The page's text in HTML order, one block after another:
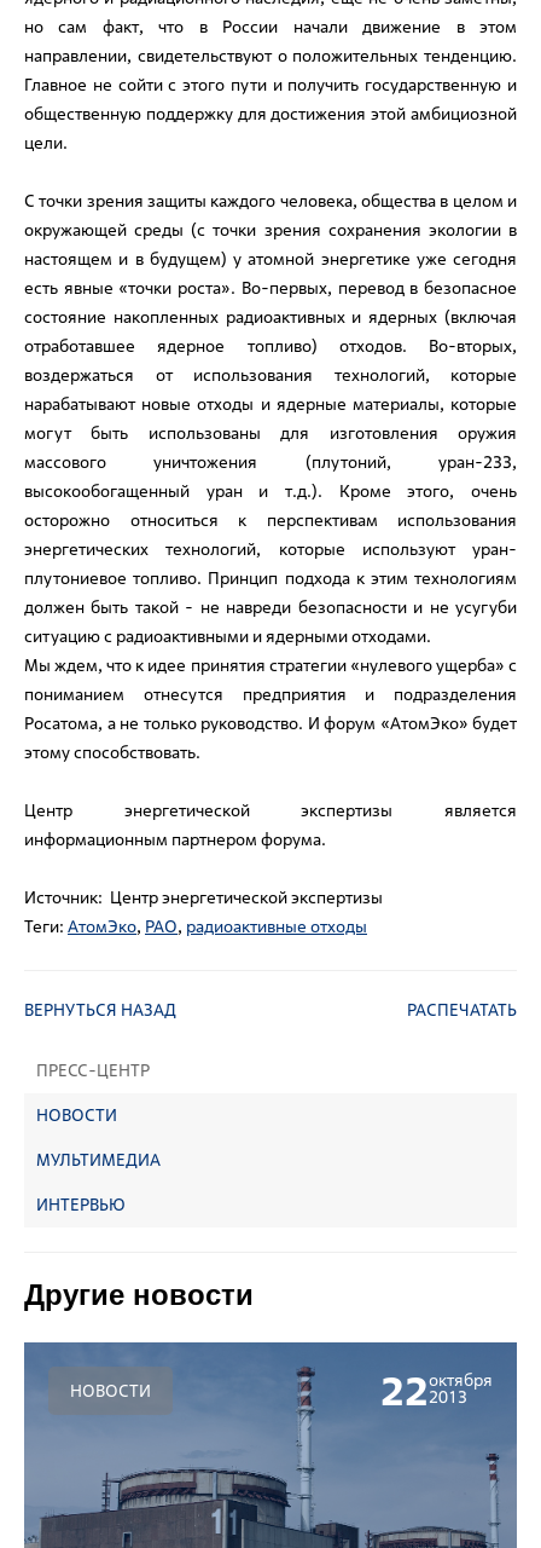
ПРЕСС-ЦЕНТР
НОВОСТИ
МУЛЬТИМЕДИА
ИНТЕРВЬЮ
но сам факт, что в России начали движение в этом
направлении, свидетельствуют о положительных тенденцию.
Главное не сойти с этого пути и получить государственную и
общественную поддержку для достижения этой амбициозной
цели.
С точки зрения защиты каждого человека, общества в целом и
окружающей среды (с точки зрения сохранения экологии в
настоящем и в будущем) у атомной энергетике уже сегодня
есть явные «точки роста». Во-первых, перевод в безопасное
состояние накопленных радиоактивных и ядерных (включая
отработавшее ядерное топливо) отходов. Во-вторых,
воздержаться от использования технологий, которые
нарабатывают новые отходы и ядерные материалы, которые
могут быть использованы для изготовления оружия
массового уничтожения (плутоний, уран-233,
высокообогащенный уран и т.д.). Кроме этого, очень
осторожно относиться к перспективам использования
энергетических технологий, которые используют уран-
плутониевое топливо. Принцип подхода к этим технологиям
должен быть такой - не навреди безопасности и не усугуби
ситуацию с радиоактивными и ядерными отходами.
Мы ждем, что к идее принятия стратегии «нулевого ущерба» с
пониманием отнесутся предприятия и подразделения
Росатома, а не только руководство. И форум «АтомЭко» будет
этому способствовать.
Центр энергетической экспертизы является
информационным партнером форума.
Источник: Центр энергетической экспертизы
Теги: АтомЭко, РАО, радиоактивные отходы
ВЕРНУТЬСЯ НАЗАД РАСПЕЧАТАТЬ
Другие новости
НОВОСТИ 22октября
2013